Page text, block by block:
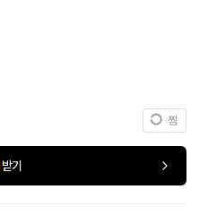
찜
받기